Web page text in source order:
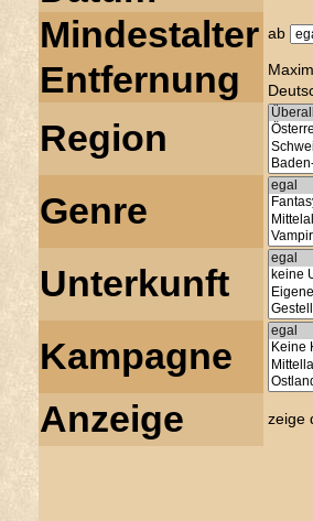
Mindestalter ab
Entfernung
Region
Genre
Unterkunft
Kampagne
Anzeige
zeige